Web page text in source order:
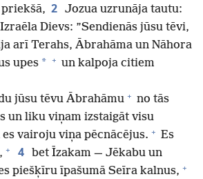
2 Jozua uzrunāja tautu:
Dievs: ”Sendienās jūsu tēvi,
arī Terahs, Ābrahāma un Nāhora
upes * + un kalpoja citiem
jūsu tēvu Ābrahāmu + no tās
un liku viņam izstaigāt visu
vairoju viņa pēcnācējus. + Es
+ 4
bet Īzakam — Jēkabu un
piešķīru īpašumā Seīra kalnus, +